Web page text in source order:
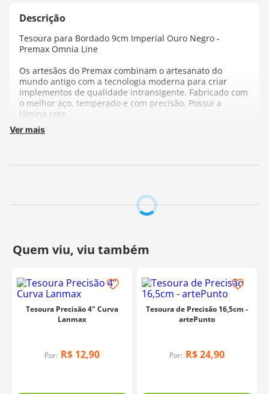
Tesoura para Bordado 9cm Imperial Ouro Negro -
Premax Omnia Line
Os artesãos do Premax combinam o artesanato do
mundo antigo com a tecnologia moderna para criar
implementos de qualidade intransigente. Fabricado com
o melhor aço, temperado e com precisão. Possui a
lâmina reta.
Fabricado na Itália
Ver mais
Tesoura Precisão 4" Curva
Lanmax
Por: R$ 12,90
Tesoura de Precisão 16,5cm -
artePunto
Por: R$24,90